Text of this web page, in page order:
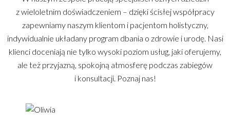
z wieloletnim doświadczeniem – dzięki ścisłej współpracy
zapewniamy naszym klientom i pacjentom holistyczny,
indywidualnie układany program dbania o zdrowie i urodę. Nasi
klienci doceniają nie tylko wysoki poziom usług, jaki oferujemy,
ale też przyjazną, spokojną atmosferę podczas zabiegów
i konsultacji. Poznaj nas!